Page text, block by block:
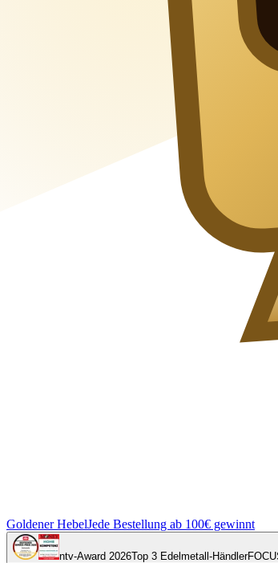
Goldener HebelJede Bestellung ab 100€ gewinnt
ntv-Award 2026Top 3 Edelmetall-Händler